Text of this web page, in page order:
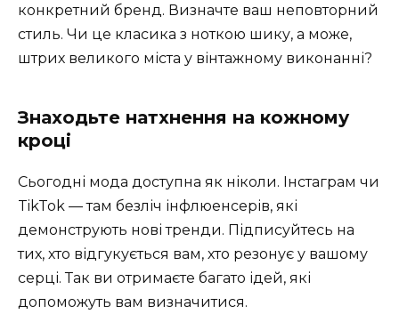
конкретний бренд. Визначте ваш неповторний
стиль. Чи це класика з ноткою шику, а може,
штрих великого міста у вінтажному виконанні?
Знаходьте натхнення на кожному
кроці
Сьогодні мода доступна як ніколи. Інстаграм чи
TikTok — там безліч інфлюенсерів, які
демонструють нові тренди. Підписуйтесь на
тих, хто відгукується вам, хто резонує у вашому
серці. Так ви отримаєте багато ідей, які
допоможуть вам визначитися.